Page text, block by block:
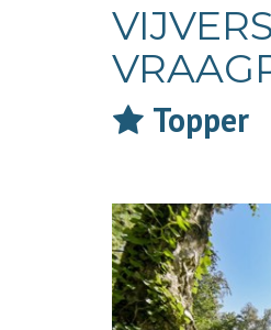
Topper